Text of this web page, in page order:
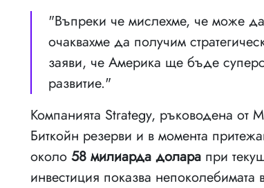
"Въпреки че мислехме, че може
очаквахме да получим
заяви, че Америка ще бъде
развитие."
Компанията Strategy, ръководена
Биткойн резерви и в момента
около 58 милиарда долара при
инвестиция показва